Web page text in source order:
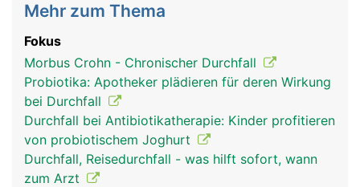
Mehr zum Thema
Fokus
Morbus Crohn - Chronischer Durchfall
Probiotika: Apotheker plädieren für deren Wirkung
bei Durchfall
Durchfall bei Antibiotikatherapie: Kinder profitieren
von probiotischem Joghurt
Durchfall, Reisedurchfall - was hilft sofort, wann
zum Arzt